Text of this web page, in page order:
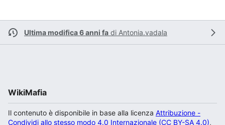
Ultima modifica 6 anni fa di Antonia.vadala
WikiMafia
Il contenuto è disponibile in base alla licenza Attribuzione -
Condividi allo stesso modo 4.0 Internazionale (CC BY-SA 4.0),